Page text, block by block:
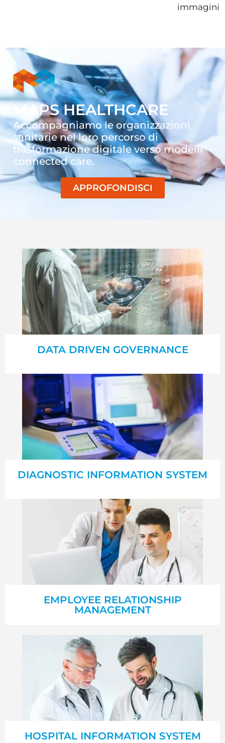
immagini
MAPS HEALTHCARE
Accompagniamo le organizzazioni
sanitarie nel loro percorso di
trasformazione digitale verso modelli
connected care.
APPROFONDISCI
DATA DRIVEN GOVERNANCE
DIAGNOSTIC INFORMATION SYSTEM
EMPLOYEE RELATIONSHIP
MANAGEMENT
HOSPITAL INFORMATION SYSTEM